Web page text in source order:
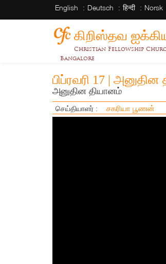
English Deutsch हिन्दी Norsk
கிறிஸ்தவ
Christian Fellowship
Bangalore
பிப்ரவரி 17 |
அனுதின தியானம்
செய்தியாளர் : சகரியா பூணன்